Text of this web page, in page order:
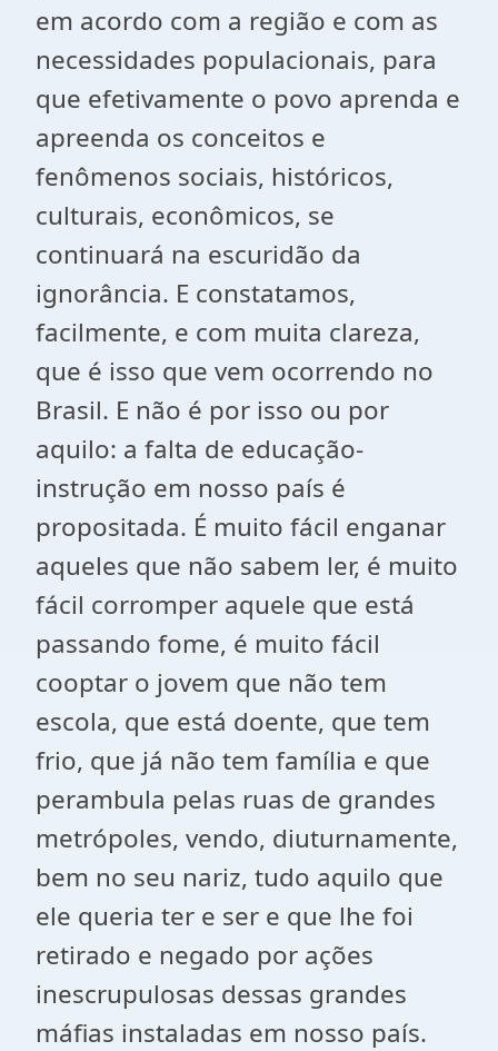
em acordo com a região e com as
necessidades populacionais, para
que efetivamente o povo aprenda e
apreenda os conceitos e
fenômenos sociais, históricos,
culturais, econômicos, se
continuará na escuridão da
ignorância. E constatamos,
facilmente, e com muita clareza,
que é isso que vem ocorrendo no
Brasil. E não é por isso ou por
aquilo: a falta de educação-
instrução em nosso país é
propositada. É muito fácil enganar
aqueles que não sabem ler, é muito
fácil corromper aquele que está
passando fome, é muito fácil
cooptar o jovem que não tem
escola, que está doente, que tem
frio, que já não tem família e que
perambula pelas ruas de grandes
metrópoles, vendo, diuturnamente,
bem no seu nariz, tudo aquilo que
ele queria ter e ser e que lhe foi
retirado e negado por ações
inescrupulosas dessas grandes
máfias instaladas em nosso país.